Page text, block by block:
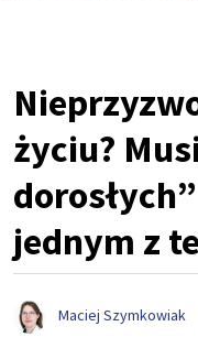
życiu?
jednym z
Maciej Szymkowiak